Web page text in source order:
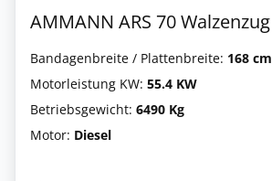
AMMANN ARS 70 Walzenzug
Bandagenbreite / Plattenbreite: 168 cm
Motorleistung KW: 55.4 KW
Betriebsgewicht: 6490 Kg
Motor: Diesel